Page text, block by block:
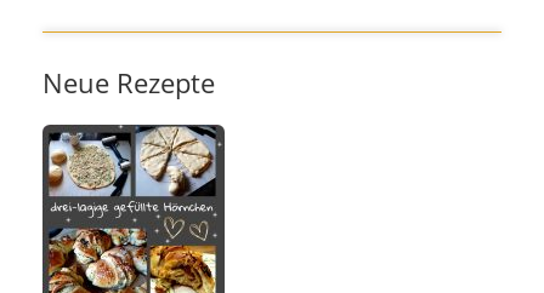
Neue Rezepte